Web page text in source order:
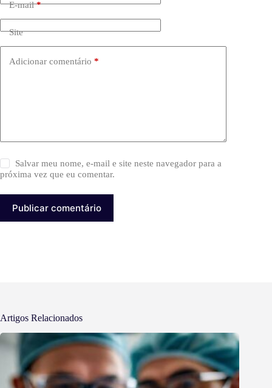
E-mail*
Site
Adicionar comentário *
Salvar meu nome, e-mail e site neste navegador para a
próxima vez que eu comentar.
Publicar comentário
Artigos Relacionados